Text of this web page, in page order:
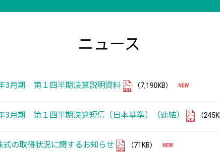
ニュース
3月期 第１四半期決算説明資料 （7,190KB）
3月期 第１四半期決算短信〔日本基準〕（連結） （
式の取得状況に関するお知らせ （71KB）